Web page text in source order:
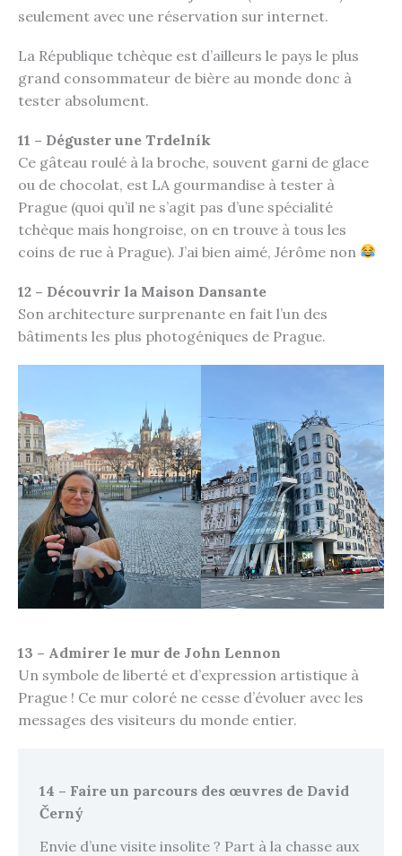
seulement avec une réservation sur internet.
La République tchèque est d’ailleurs le pays le plus
grand consommateur de bière au monde donc à
tester absolument.
11 – Déguster une Trdelník
Ce gâteau roulé à la broche, souvent garni de glace
ou de chocolat, est LA gourmandise à tester à
Prague (quoi qu’il ne s’agit pas d’une spécialité
tchèque mais hongroise, on en trouve à tous les
coins de rue à Prague). J’ai bien aimé, Jérôme non
12 – Découvrir la Maison Dansante
Son architecture surprenante en fait l’un des
bâtiments les plus photogéniques de Prague.
13 – Admirer le mur de John Lennon
Un symbole de liberté et d’expression artistique à
Prague ! Ce mur coloré ne cesse d’évoluer avec les
messages des visiteurs du monde entier.
14 – Faire un parcours des œuvres de David
Černý
Envie d’une visite insolite ? Part à la chasse aux